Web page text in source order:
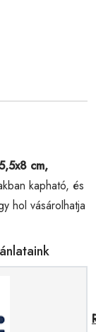
cm,
kapható, és
hol vásárolhatja